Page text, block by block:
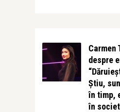
Carmen
despre
Știu,
în timp,
în